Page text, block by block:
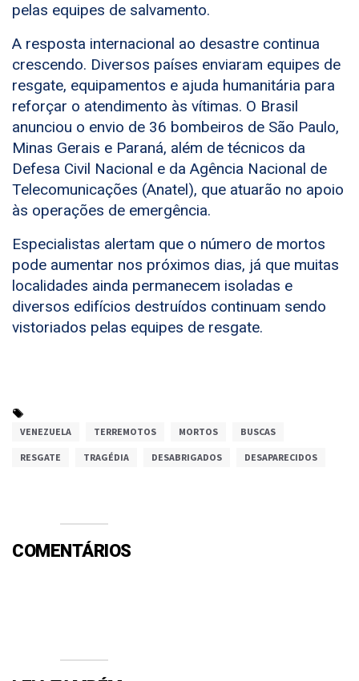
pelas equipes de salvamento.
A resposta internacional ao desastre continua
crescendo. Diversos países enviaram equipes de
resgate, equipamentos e ajuda humanitária para
reforçar o atendimento às vítimas. O Brasil
anunciou o envio de 36 bombeiros de São Paulo,
Minas Gerais e Paraná, além de técnicos da
Defesa Civil Nacional e da Agência Nacional de
Telecomunicações (Anatel), que atuarão no apoio
às operações de emergência.
Especialistas alertam que o número de mortos
pode aumentar nos próximos dias, já que muitas
localidades ainda permanecem isoladas e
diversos edifícios destruídos continuam sendo
vistoriados pelas equipes de resgate.
VENEZUELA TERREMOTOS MORTOS BUSCAS
RESGATE TRAGÉDIA DESABRIGADOS DESAPARECIDOS
COMENTÁRIOS